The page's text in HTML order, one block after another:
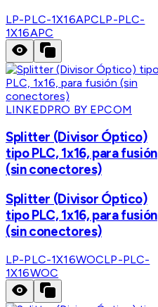
LP-PLC-1X16APCLP-PLC-
1X16APC
LINKEDPRO BY EPCOM
Splitter (Divisor Óptico)
tipo PLC, 1x16, para fusión
(sin conectores)
Splitter (Divisor Óptico)
tipo PLC, 1x16, para fusión
(sin conectores)
LP-PLC-1X16WOCLP-PLC-
1X16WOC